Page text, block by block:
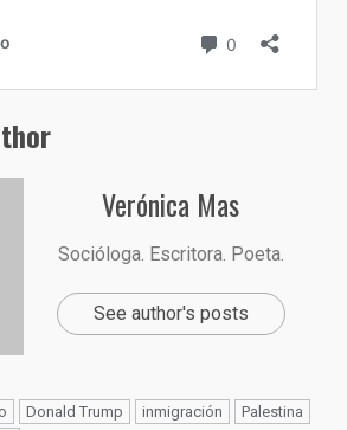
Verónica Mas
Socióloga. Escritora. Poeta.
See author's posts
Donald Trump inmigración Palestina